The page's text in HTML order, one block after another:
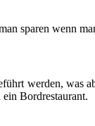
sparen wenn
werden, was
Bordrestaurant.